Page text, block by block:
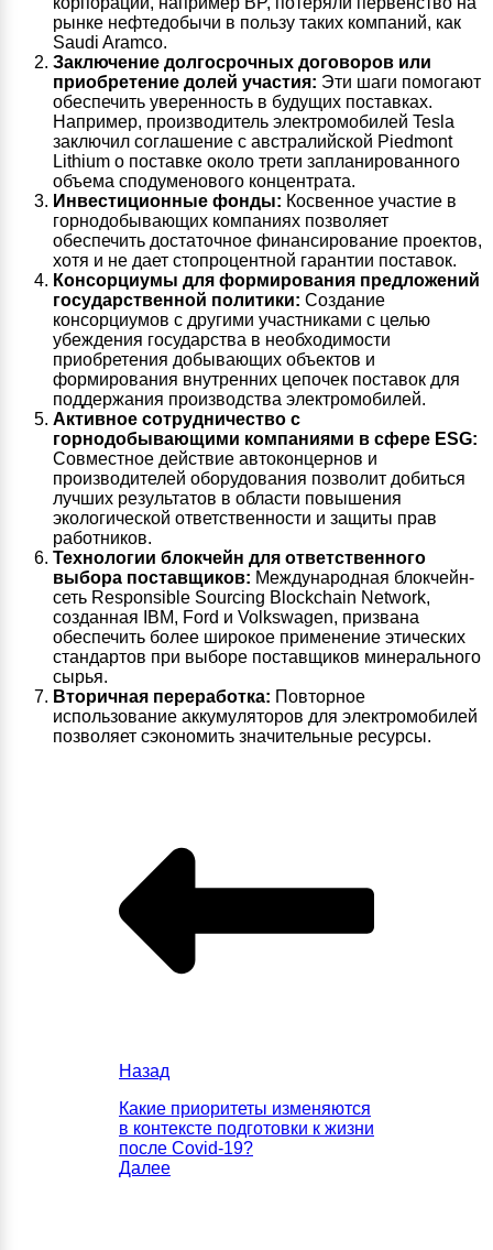
рынке нефтедобычи в пользу таких компаний, как
Saudi Aramco.
Заключение долгосрочных договоров или
приобретение долей участия: Эти шаги помогают
обеспечить уверенность в будущих поставках.
Например, производитель электромобилей Tesla
заключил соглашение с австралийской Piedmont
Lithium о поставке около трети запланированного
объема сподуменового концентрата.
Инвестиционные фонды: Косвенное участие в
горнодобывающих компаниях позволяет
обеспечить достаточное финансирование проектов,
хотя и не дает стопроцентной гарантии поставок.
Консорциумы для формирования предложений
государственной политики: Создание
консорциумов с другими участниками с целью
убеждения государства в необходимости
приобретения добывающих объектов и
формирования внутренних цепочек поставок для
поддержания производства электромобилей.
Активное сотрудничество с
горнодобывающими компаниями в сфере ESG:
Совместное действие автоконцернов и
производителей оборудования позволит добиться
лучших результатов в области повышения
экологической ответственности и защиты прав
работников.
Технологии блокчейн для ответственного
выбора поставщиков: Международная блокчейн-
сеть Responsible Sourcing Blockchain Network,
созданная IBM, Ford и Volkswagen, призвана
обеспечить более широкое применение этических
стандартов при выборе поставщиков минерального
сырья.
Вторичная переработка: Повторное
использование аккумуляторов для электромобилей
позволяет сэкономить значительные ресурсы.
Назад
Какие приоритеты изменяются
в контексте подготовки к жизни
после Covid-19?
Далее